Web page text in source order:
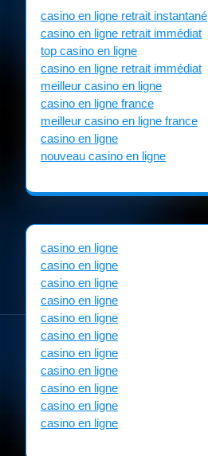
casino en ligne retrait instantané
casino en ligne retrait immédiat
top casino en ligne
casino en ligne retrait immédiat
meilleur casino en ligne
casino en ligne france
meilleur casino en ligne france
casino en ligne
nouveau casino en ligne
casino en ligne
casino en ligne
casino en ligne
casino en ligne
casino en ligne
casino en ligne
casino en ligne
casino en ligne
casino en ligne
casino en ligne
casino en ligne